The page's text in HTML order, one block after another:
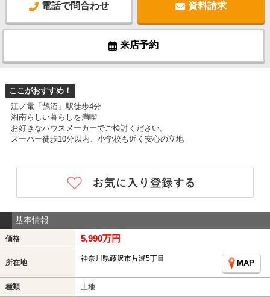
電話で問合わせ 資料請求
来店予約
ここがおすすめ！
江ノ電「鵠沼」駅徒歩4分
湘南らしい暮らしを満喫
お好きなハウスメーカーでご検討ください。
スーパー徒歩10分以内、小学校も近く安心の立地
基本情報
価格 5,990万円
所在地 神奈川県藤沢市片瀬5丁目
MAP
種類 土地